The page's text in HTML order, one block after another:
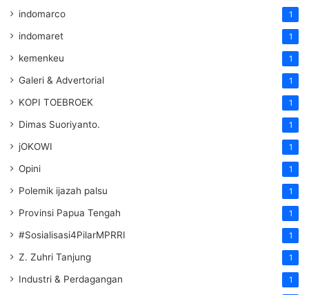
indomarco 1
indomaret 1
kemenkeu 1
Galeri & Advertorial 1
KOPI TOEBROEK 1
Dimas Suoriyanto. 1
jOKOWI 1
Opini 1
Polemik ijazah palsu 1
Provinsi Papua Tengah 1
#Sosialisasi4PilarMPRRI 1
Z. Zuhri Tanjung 1
Industri & Perdagangan 1